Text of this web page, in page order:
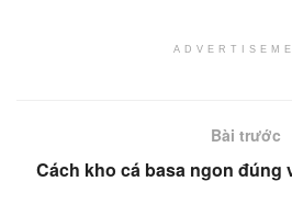
Bài trước
Cách kho cá basa ngon đúng